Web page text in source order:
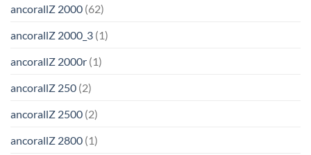
ancorallZ 2000 (62)
ancorallZ 2000_3 (1)
ancorallZ 2000r (1)
ancorallZ 250 (2)
ancorallZ 2500 (2)
ancorallZ 2800 (1)